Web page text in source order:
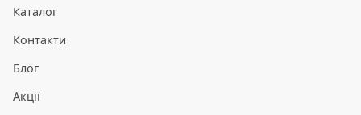
Каталог
Контакти
Блог
Акції